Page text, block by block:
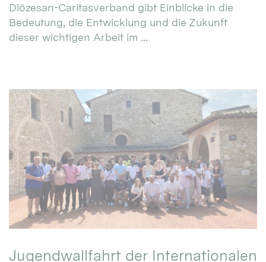
Diözesan-Caritasverband gibt Einblicke in die
Bedeutung, die Entwicklung und die Zukunft
dieser wichtigen Arbeit im ...
Jugendwallfahrt der Internationalen